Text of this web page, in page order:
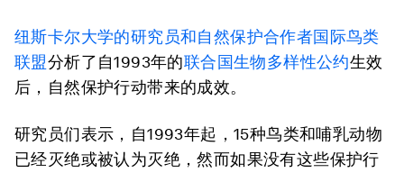
纽斯卡尔大学的研究员和自然保护合作者国际鸟类
联盟分析了自1993年的联合国生物多样性公约生效
后，自然保护行动带来的成效。
研究员们表示，自1993年起，15种鸟类和哺乳动物
已经灭绝或被认为灭绝，然而如果没有这些保护行